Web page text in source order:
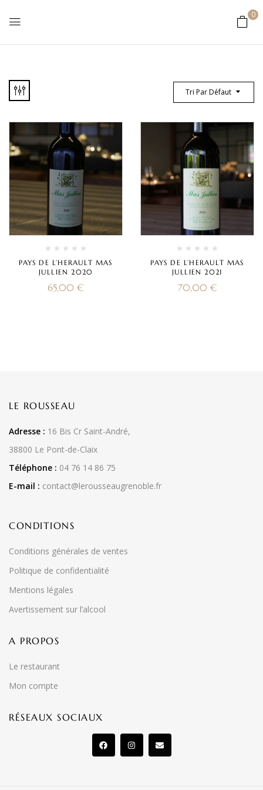
0
Tri Par Défaut
PAYS DE L’HERAULT MAS
JULLIEN 2020
65,00 €
PAYS DE L’HERAULT MAS
JULLIEN 2021
70,00 €
LE ROUSSEAU
Adresse : 16 Bis Cr Saint-André,
38800 Le Pont-de-Claix
Téléphone : 04 76 14 86 75
E-mail : contact@lerousseaugrenoble.fr
CONDITIONS
Conditions générales de ventes
Politique de confidentialité
Mentions légales
Avertissement sur l’alcool
A PROPOS
Le restaurant
Mon compte
RÉSEAUX SOCIAUX